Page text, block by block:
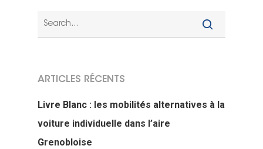
ARTICLES RÉCENTS
Livre Blanc : les mobilités alternatives à la
voiture individuelle dans l’aire
Grenobloise